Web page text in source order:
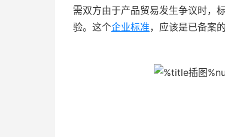
需双方由于产品贸易发生争议时，
验。这个企业标准，应该是已备案